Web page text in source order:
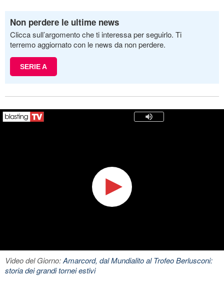
Non perdere le ultime news
Clicca sull’argomento che ti interessa per seguirlo. Ti
terremo aggiornato con le news da non perdere.
SERIE A
Video del Giorno:Amarcord, dal Mundialito al Trofeo Berlusconi:
storia dei grandi tornei estivi